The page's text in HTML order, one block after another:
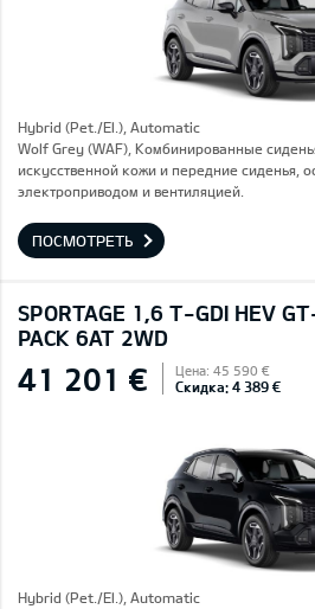
Hybrid (Pet./El.), Automatic
Wolf Grey (WAF), Комбинированные
искусственной кожи и передние сиденья,
электроприводом и вентиляцией.
ПОСМОТРЕТЬ
SPORTAGE 1,6 T-GDI HEV
PACK 6AT 2WD
41 201 € Цена: 45 590 €
Скидка: 4 389 €
Hybrid (Pet./El.), Automatic